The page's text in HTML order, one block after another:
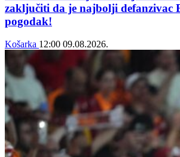
zaključiti da je najbolji defanzivac
pogodak!
Košarka 12:00 09.08.2026.